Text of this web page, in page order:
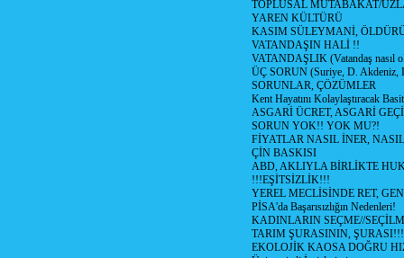
TOPLUSAL MUTABAKAT/
YAREN KÜLTÜRÜ
KASIM SÜLEYMANİ,
VATANDAŞIN HALİ !!
VATANDAŞLIK (Vatandaş nasıl
ÜÇ SORUN (Suriye, D. Akdeniz,
SORUNLAR, ÇÖZÜMLER
Kent Hayatını Kolaylaştıracak
ASGARİ ÜCRET, ASGARİ
SORUN YOK!! YOK MU?!
FİYATLAR NASIL İNER,
ÇİN BASKISI
ABD, AKLIYLA BİRLİKTE
!!!EŞİTSİZLİK!!!
YEREL MECLİSİNDE RET,
PİSA'da Başarısızlığın Nedenleri!
KADINLARIN SEÇME//
TARIM ŞURASININ, ŞURASI!!!
EKOLOJİK KAOSA DOĞRU